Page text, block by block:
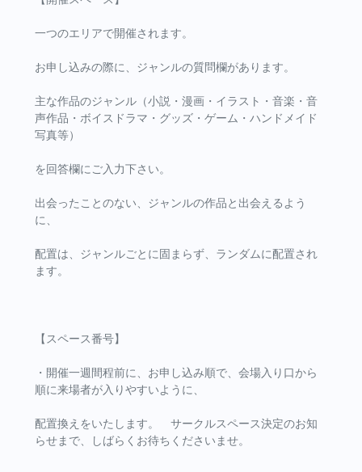
一つのエリアで開催されます。
お申し込みの際に、ジャンルの質問欄があります。
主な作品のジャンル（小説・漫画・イラスト・音楽・音
声作品・ボイスドラマ・グッズ・ゲーム・ハンドメイド
写真等）
を回答欄にご入力下さい。
出会ったことのない、ジャンルの作品と出会えるよう
に、
配置は、ジャンルごとに固まらず、ランダムに配置され
ます。
【スペース番号】
・開催一週間程前に、お申し込み順で、会場入り口から
順に来場者が入りやすいように、
配置換えをいたします。 サークルスペース決定のお知
らせまで、しばらくお待ちくださいませ。